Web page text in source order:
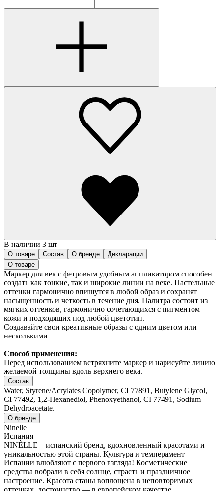
В наличии 3 шт
О товаре Состав О бренде
Декларации
О товаре
Маркер для век с фетровым удобным аппликатором способен
создать как тонкие, так и широкие линии на веке. Пастельные
оттенки гармонично впишутся в любой образ и сохранят
насыщенность и четкость в течение дня. Палитра состоит из
мягких оттенков, гармонично сочетающихся с пигментом
кожи и подходящих под любой цветотип.
Создавайте свои креативные образы с одним цветом или
несколькими.
Способ применения:
Перед использованием встряхните маркер и нарисуйте линию
желаемой толщины вдоль верхнего века.
Состав
Water, Styrene/Acrylates Copolymer, CI 77891, Butylene Glycol,
CI 77492, 1,2-Hexanediol, Phenoxyethanol, CI 77491, Sodium
Dehydroacetate.
О бренде
Ninelle
Испания
NINÈLLE – испанский бренд, вдохновленный красотами и
уникальностью этой страны. Культура и темперамент
Испании влюбляют с первого взгляда! Косметические
средства вобрали в себя солнце, страсть и праздничное
настроение. Красота станы воплощена в неповторимых